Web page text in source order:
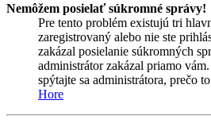
Nemôžem posielať súkromné správy!
Pre tento problém existujú tri
zaregistrovaný alebo nie ste
zakázal posielanie súkromných
administrátor zakázal priamo
spýtajte sa administrátora, prečo
Hore